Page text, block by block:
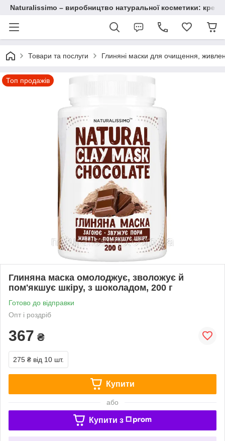
Naturalissimo – виробництво натуральної косметики:
Товари та послуги Глиняні маски для очищення,
Топ продажів
Глиняна маска омолоджує, зволожує й
пом'якшує шкіру, з шоколадом, 200 г
Готово до відправки
Опт і роздріб
367 ₴
275 ₴ від 10 шт.
Купити
або
Купити з